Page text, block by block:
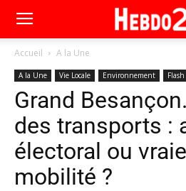
Accueil A la Une
A la Une Vie Locale Environnement Flash
Grand
des transports :
électoral ou
mobilité ?